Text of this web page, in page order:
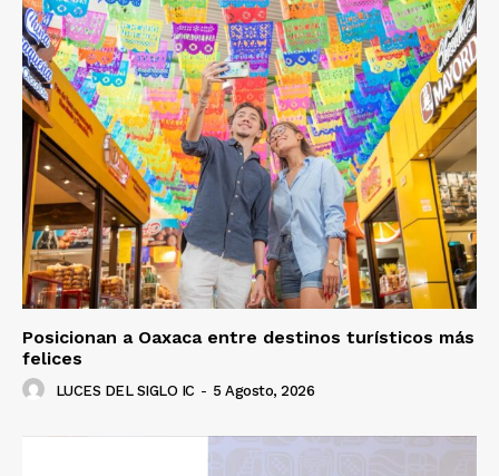
Posicionan a Oaxaca entre destinos turísticos más
felices
LUCES DEL SIGLO IC - 5 Agosto, 2026